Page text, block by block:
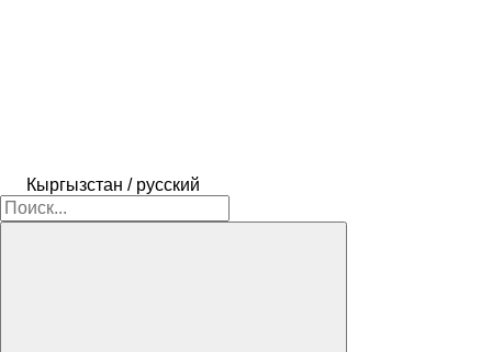
Кыргызстан / русский